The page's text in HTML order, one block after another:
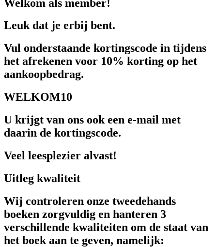
Welkom als member!
Leuk dat je erbij bent.
Vul onderstaande kortingscode in tijdens
het afrekenen voor 10% korting op het
aankoopbedrag.
WELKOM10
U krijgt van ons ook een e-mail met
daarin de kortingscode.
Veel leesplezier alvast!
Uitleg kwaliteit
Wij controleren onze tweedehands
boeken zorgvuldig en hanteren 3
verschillende kwaliteiten om de staat van
het boek aan te geven, namelijk: